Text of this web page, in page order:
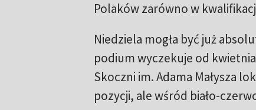
Polaków zarówno w
Niedziela mogła być już
podium wyczekuje od
Skoczni im. Adama Małysza
pozycji, ale wśród biało-